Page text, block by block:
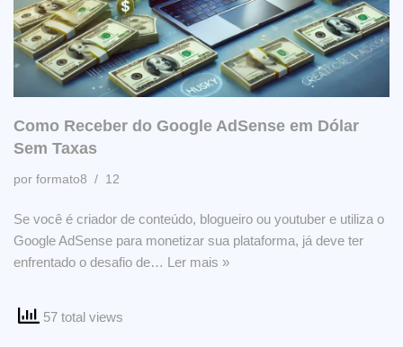
Como Receber do Google AdSense em Dólar
Sem Taxas
por formato8 12
Se você é criador de conteúdo, blogueiro ou youtuber e utiliza o
Google AdSense para monetizar sua plataforma, já deve ter
enfrentado o desafio de… Ler mais »
57 total views